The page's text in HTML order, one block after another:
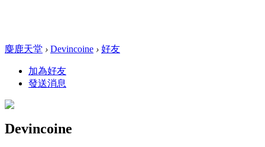
麋鹿天堂 › Devincoine › 好友
加為好友
發送消息
Devincoine